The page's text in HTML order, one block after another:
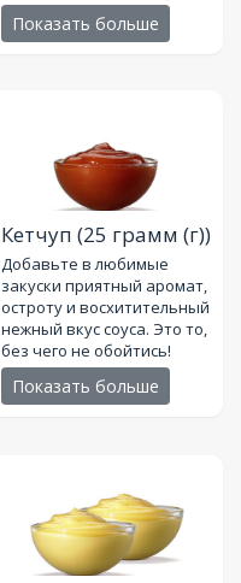
Показать больше
Кетчуп (25 грамм (г))
Добавьте в любимые
закуски приятный аромат,
остроту и восхитительный
нежный вкус соуса. Это то,
без чего не обойтись!
Показать больше